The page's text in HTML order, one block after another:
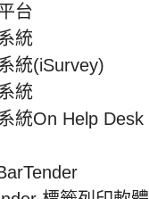
台
統
統(iSurvey)
統
統On Help Desk